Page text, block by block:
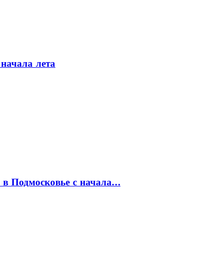
лета
Подмосковье с начала…